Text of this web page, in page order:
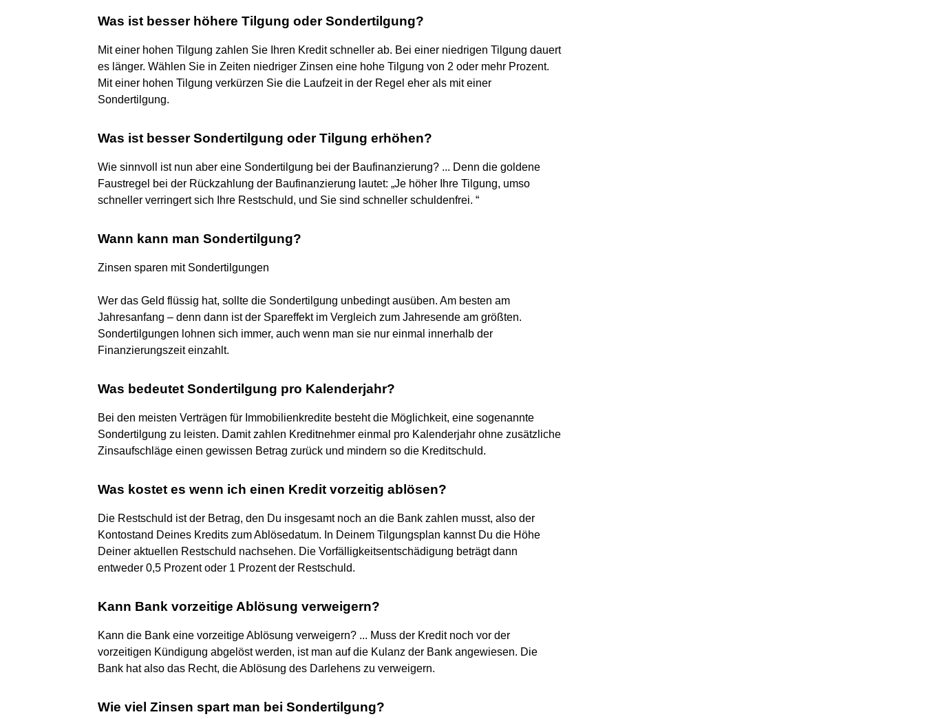
Was ist besser höhere Tilgung oder Sondertilgung?
Mit einer hohen Tilgung zahlen Sie Ihren Kredit schneller ab. Bei einer niedrigen Tilgung dauert
es länger. Wählen Sie in Zeiten niedriger Zinsen eine hohe Tilgung von 2 oder mehr Prozent.
Mit einer hohen Tilgung verkürzen Sie die Laufzeit in der Regel eher als mit einer
Sondertilgung.
Was ist besser Sondertilgung oder Tilgung erhöhen?
Wie sinnvoll ist nun aber eine Sondertilgung bei der Baufinanzierung? ... Denn die goldene
Faustregel bei der Rückzahlung der Baufinanzierung lautet: „Je höher Ihre Tilgung, umso
schneller verringert sich Ihre Restschuld, und Sie sind schneller schuldenfrei. “
Wann kann man Sondertilgung?
Zinsen sparen mit Sondertilgungen
Wer das Geld flüssig hat, sollte die Sondertilgung unbedingt ausüben. Am besten am
Jahresanfang – denn dann ist der Spareffekt im Vergleich zum Jahresende am größten.
Sondertilgungen lohnen sich immer, auch wenn man sie nur einmal innerhalb der
Finanzierungszeit einzahlt.
Was bedeutet Sondertilgung pro Kalenderjahr?
Bei den meisten Verträgen für Immobilienkredite besteht die Möglichkeit, eine sogenannte
Sondertilgung zu leisten. Damit zahlen Kreditnehmer einmal pro Kalenderjahr ohne zusätzliche
Zinsaufschläge einen gewissen Betrag zurück und mindern so die Kreditschuld.
Was kostet es wenn ich einen Kredit vorzeitig ablösen?
Die Restschuld ist der Betrag, den Du insgesamt noch an die Bank zahlen musst, also der
Kontostand Deines Kredits zum Ablösedatum. In Deinem Tilgungsplan kannst Du die Höhe
Deiner aktuellen Restschuld nachsehen. Die Vorfälligkeitsentschädigung beträgt dann
entweder 0,5 Prozent oder 1 Prozent der Restschuld.
Kann Bank vorzeitige Ablösung verweigern?
Kann die Bank eine vorzeitige Ablösung verweigern? ... Muss der Kredit noch vor der
vorzeitigen Kündigung abgelöst werden, ist man auf die Kulanz der Bank angewiesen. Die
Bank hat also das Recht, die Ablösung des Darlehens zu verweigern.
Wie viel Zinsen spart man bei Sondertilgung?